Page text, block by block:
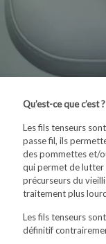
Qu’est-ce que c’est ?
Les fils tenseurs
passe fil, ils
des pommettes et/
qui permet de lutter
précurseurs du
traitement plus
Les fils tenseurs
définitif